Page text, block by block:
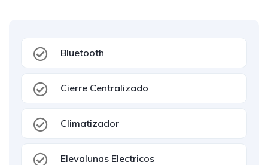
Bluetooth
Cierre Centralizado
Climatizador
Elevalunas Electricos